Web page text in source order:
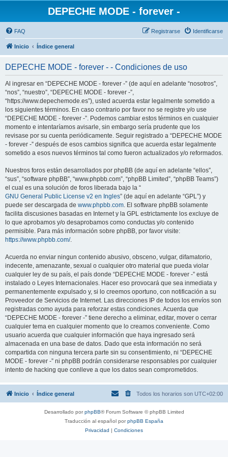
DEPECHE MODE - forever -
FAQ Identificarse
Registrarse
Inicio Índice general
DEPECHE MODE - forever - - Condiciones de uso
Al ingresar en “DEPECHE MODE - forever -” (de aquí en adelante “nosotros”,
“nos”, “nuestro”, “DEPECHE MODE - forever -”,
“https://www.depechemode.es”), usted acuerda estar legalmente sometido a
los siguientes términos. En caso contrario por favor no se registre y/o use
“DEPECHE MODE - forever -”. Podemos cambiar estos términos en cualquier
momento e intentaríamos avisarle, sin embargo sería prudente que los
revisase por su cuenta periódicamente. Seguir registrado a “DEPECHE MODE
- forever -” después de esos cambios significa que acuerda estar legalmente
sometido a esos nuevos términos tal como fueron actualizados y/o reformados.
Nuestros foros están desarrollados por phpBB (de aquí en adelante “ellos”,
“sus”, “software phpBB”, “www.phpbb.com”, “phpBB Limited”, “phpBB Teams”)
el cual es una solución de foros liberada bajo la “
GNU General Public License v2 en Ingles” (de aquí en adelante “GPL”) y
puede ser descargada de www.phpbb.com. El software phpBB solamente
facilita discusiones basadas en Internet y la GPL estrictamente los excluye de
lo que aprobamos y/o desaprobamos como conductas y/o contenido
permisible. Para más información sobre phpBB, por favor visite:
https://www.phpbb.com/.
Acuerda no enviar ningun contenido abusivo, obsceno, vulgar, difamatorio,
indecente, amenazante, sexual o cualquier otro material que pueda violar
cualquier ley de su país, el país donde “DEPECHE MODE - forever -” está
instalado o Leyes Internacionales. Hacer eso provocará que sea inmediata y
permanentemente expulsado y, si lo creemos oportuno, con notificación a su
Proveedor de Servicios de Internet. Las direcciones IP de todos los envíos son
registradas como ayuda para reforzar estas condiciones. Acuerda que
“DEPECHE MODE - forever -” tiene derecho a eliminar, editar, mover o cerrar
cualquier tema en cualquier momento que lo creamos conveniente. Como
usuario acuerda que cualquier información que haya ingresado será
almacenada en una base de datos. Dado que esta información no será
compartida con ninguna tercera parte sin su consentimiento, ni “DEPECHE
MODE - forever -” ni phpBB podrán considerarse responsables por cualquier
intento de hacking que conlleve a que los datos sean comprometidos.
Inicio Índice general Todos los horarios son UTC+02:00
Desarrollado porphpBB® Forum Software © phpBB Limited
Traducción al español porphpBB España
Privacidad | Condiciones